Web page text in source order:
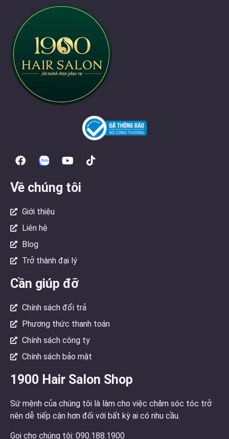
Về chúng tôi
Giới thiệu
Liên hệ
Blog
Trở thành đại lý
Cần giúp đỡ
Chính sách đổi trả
Phương thức thanh toán
Chính sách công ty
Chính sách bảo mật
1900 Hair Salon Shop
Sứ mệnh của chúng tôi là làm cho việc chăm sóc tóc trở
nên dễ tiếp cận hơn đối với bất kỳ ai có nhu cầu.
Gọi cho chúng tôi: 090.188.1900